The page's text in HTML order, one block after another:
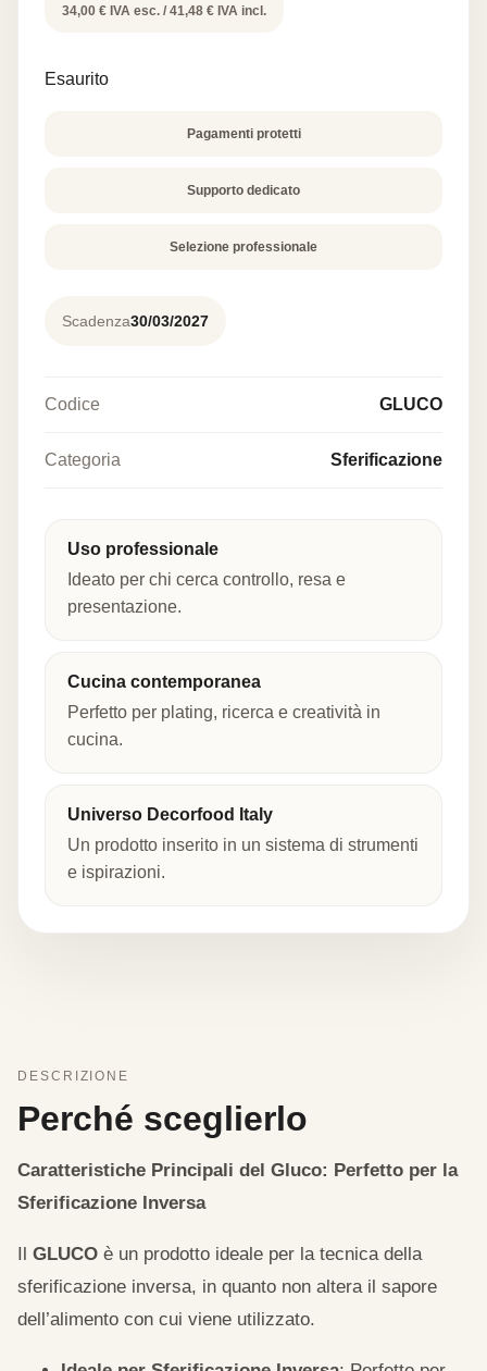
34,00 € IVA esc. / 41,48 € IVA incl.
Esaurito
Pagamenti protetti
Supporto dedicato
Selezione professionale
Scadenza30/03/2027
Codice GLUCO
Categoria Sferificazione
Uso professionale
Ideato per chi cerca controllo, resa e
presentazione.
Cucina contemporanea
Perfetto per plating, ricerca e creatività in
cucina.
Universo Decorfood Italy
Un prodotto inserito in un sistema di strumenti
e ispirazioni.
DESCRIZIONE
Perché sceglierlo
Caratteristiche Principali del Gluco: Perfetto per la
Sferificazione Inversa
Il GLUCO è un prodotto ideale per la tecnica della
sferificazione inversa, in quanto non altera il sapore
dell’alimento con cui viene utilizzato.